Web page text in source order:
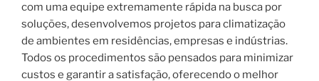
com uma equipe extremamente rápida na busca por
soluções, desenvolvemos projetos para climatização
de ambientes em residências, empresas e indústrias.
Todos os procedimentos são pensados para minimizar
custos e garantir a satisfação, oferecendo o melhor